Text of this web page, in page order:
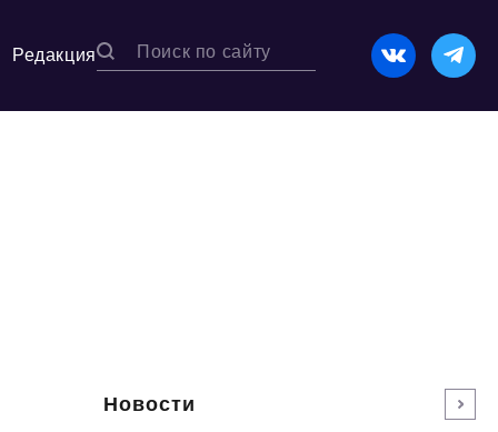
Редакция
Новости